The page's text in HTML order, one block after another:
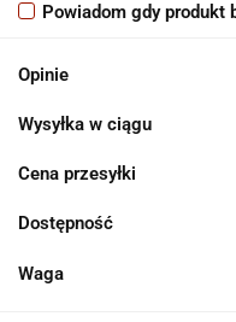
Powiadom gdy produkt
Opinie
Wysyłka w ciągu
Cena przesyłki
Dostępność
Waga